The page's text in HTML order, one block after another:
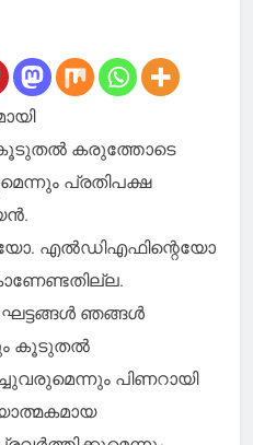
കൂടുതല്‍ കരുത്തോടെ
പ്രതിപക്ഷ
എല്‍ഡിഎഫിന്റെയോ
ഞങ്ങള്‍
കൂടുതല്‍
പിണറായി